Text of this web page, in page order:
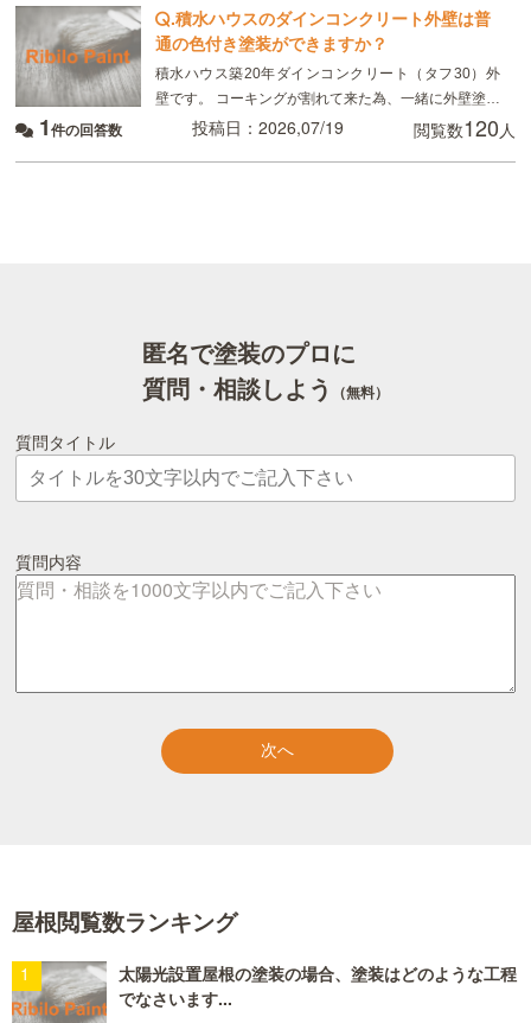
匿名で塗装のプロに
質問・相談しよう （無料）
質問タイトル
質問内容
屋根閲覧数ランキング
太陽光設置屋根の塗装の場合、塗装はどのような工程
でなさいます...
.積水ハウスのダインコンクリート外壁は普
通の色付き塗装ができますか？
積水ハウス築20年ダインコンクリート（タフ30）外
壁です。 コーキングが割れて来た為、一緒に外壁塗装
を検討しています。 地元の塗装屋に依頼したいのです
1件の回答数 投稿日：2026,07/19 閲覧数120人